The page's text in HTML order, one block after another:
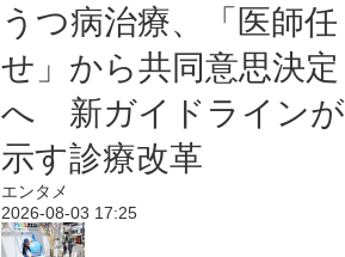
うつ病治療、「医師任
せ」から共同意思決定
へ 新ガイドラインが
示す診療改革
エンタメ
2026-08-03 17:25